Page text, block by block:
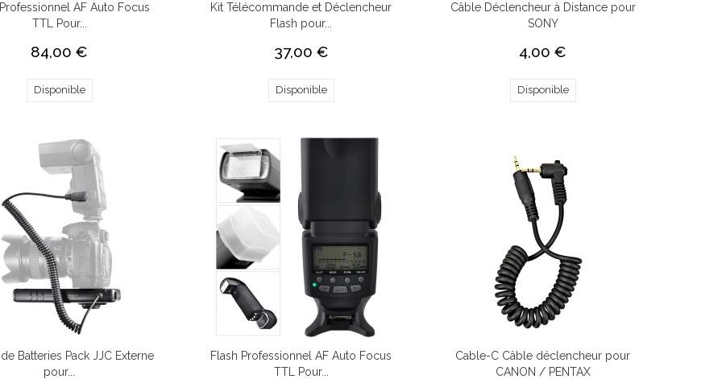
AF Auto Focus
TTL Pour...
84,00 €
Disponible
Kit Télécommande et Déclencheur
Flash pour...
37,00 €
Disponible
Câble Déclencheur à Distance pour
SONY
4,00 €
Disponible
Batteries Pack JJC Externe
pour...
Flash Professionnel AF Auto Focus
TTL Pour...
Cable-C Câble déclencheur pour
CANON / PENTAX